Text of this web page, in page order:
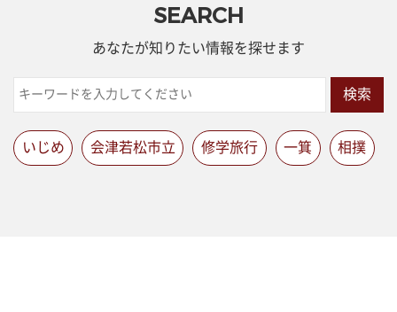
SEARCH
あなたが知りたい情報を探せます
検索
いじめ 会津若松市立 修学旅行 一箕 相撲